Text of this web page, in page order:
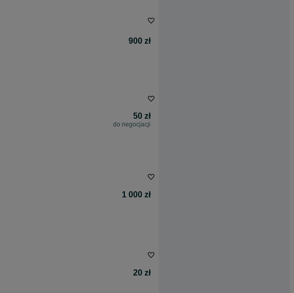
900 zł
50 zł
do negocjacji
1 000 zł
20 zł